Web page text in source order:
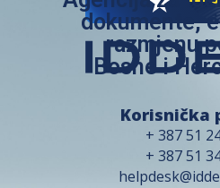
dokumente,
razmjenu
Bosne i
Korisnička
+ 387 51
+ 387 51